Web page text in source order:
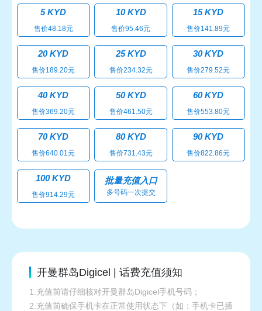
5 KYD
售价48.18元
10 KYD
售价95.46元
15 KYD
售价141.89元
20 KYD
售价189.20元
25 KYD
售价234.32元
30 KYD
售价279.52元
40 KYD
售价369.20元
50 KYD
售价461.50元
60 KYD
售价553.80元
70 KYD
售价640.01元
80 KYD
售价731.43元
90 KYD
售价822.86元
100 KYD
售价914.29元
批量充值入口
多号码一次提交
开曼群岛Digicel | 话费充值须知
1.充值前请仔细核对开曼群岛Digicel手机号码；
2.充值前确保手机卡在正常使用状态下（如：手机卡已插